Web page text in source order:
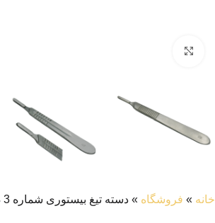
خانه » فروشگاه » دسته تیغ بیستوری شماره 3 درجه یک